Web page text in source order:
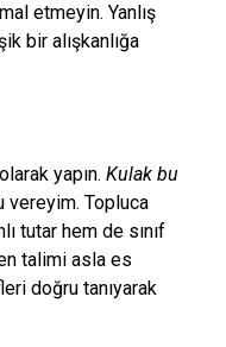
etmeyin. Yanlış
bir alışkanlığa
yapın. Kulak bu
vereyim. Topluca
tutar hem de sınıf
talimi asla es
doğru tanıyarak